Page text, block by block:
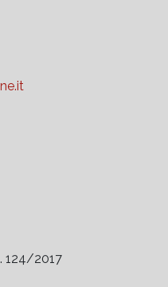
124/2017